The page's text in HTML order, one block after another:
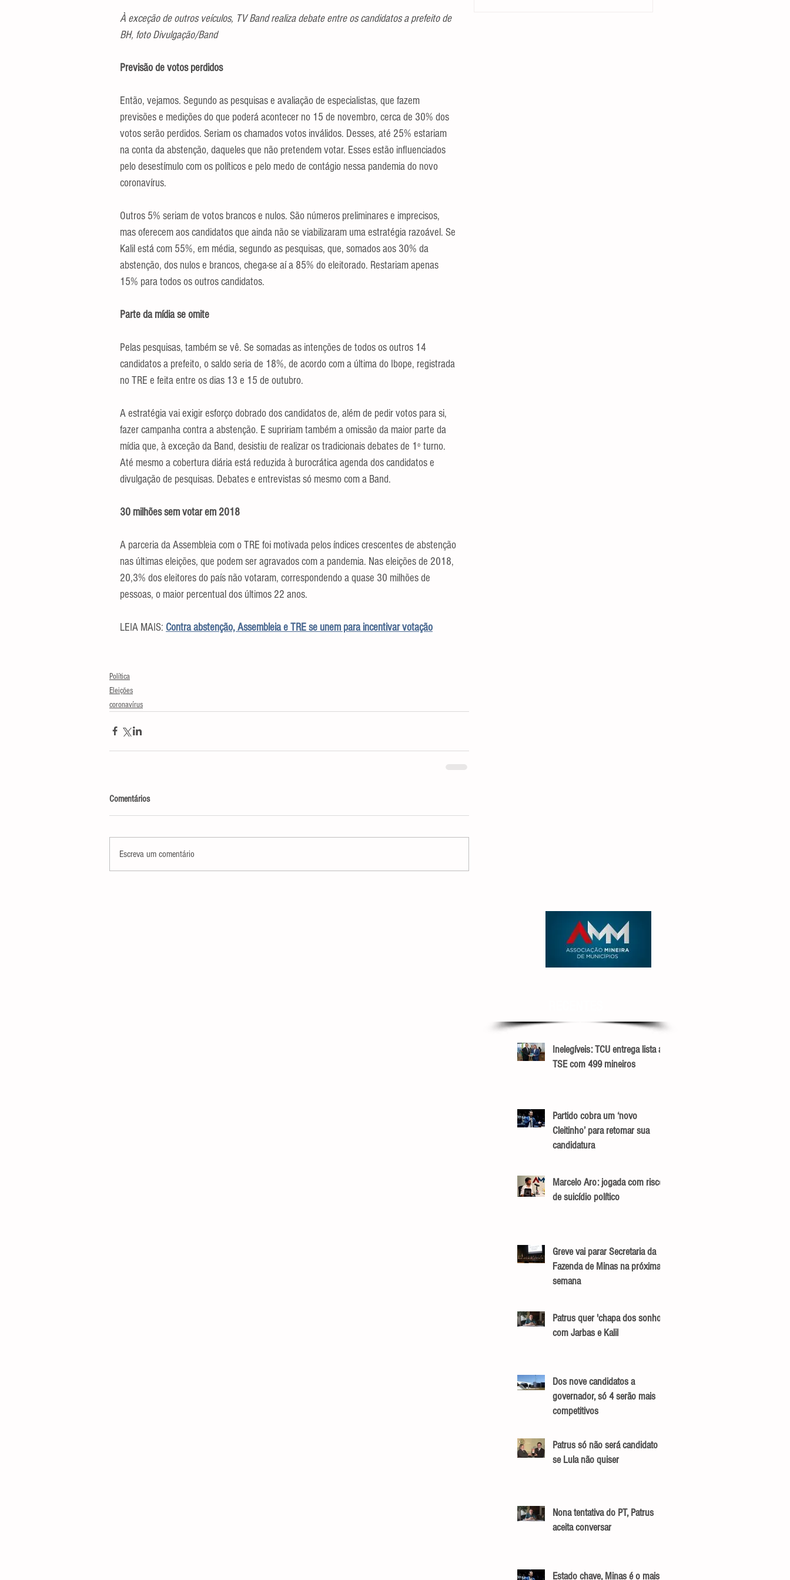
À exceção de outros veículos, TV Band realiza debate entre os candidatos a prefeito de
BH, foto Divulgação/Band
Previsão de votos perdidos
Então, vejamos. Segundo as pesquisas e avaliação de especialistas, que fazem
previsões e medições do que poderá acontecer no 15 de novembro, cerca de 30% dos
votos serão perdidos. Seriam os chamados votos inválidos. Desses, até 25% estariam
na conta da abstenção, daqueles que não pretendem votar. Esses estão influenciados
pelo desestímulo com os políticos e pelo medo de contágio nessa pandemia do novo
coronavírus.
Outros 5% seriam de votos brancos e nulos. São números preliminares e imprecisos,
mas oferecem aos candidatos que ainda não se viabilizaram uma estratégia razoável. Se
Kalil está com 55%, em média, segundo as pesquisas, que, somados aos 30% da
abstenção, dos nulos e brancos, chega-se aí a 85% do eleitorado. Restariam apenas
15% para todos os outros candidatos.
Parte da mídia se omite
Pelas pesquisas, também se vê. Se somadas as intenções de todos os outros 14
candidatos a prefeito, o saldo seria de 18%, de acordo com a última do Ibope, registrada
no TRE e feita entre os dias 13 e 15 de outubro.
A estratégia vai exigir esforço dobrado dos candidatos de, além de pedir votos para si,
fazer campanha contra a abstenção. E supririam também a omissão da maior parte da
mídia que, à exceção da Band, desistiu de realizar os tradicionais debates de 1º turno.
Até mesmo a cobertura diária está reduzida à burocrática agenda dos candidatos e
divulgação de pesquisas. Debates e entrevistas só mesmo com a Band.
30 milhões sem votar em 2018
A parceria da Assembleia com o TRE foi motivada pelos índices crescentes de abstenção
nas últimas eleições, que podem ser agravados com a pandemia. Nas eleições de 2018,
20,3% dos eleitores do país não votaram, correspondendo a quase 30 milhões de
pessoas, o maior percentual dos últimos 22 anos.
LEIA MAIS: Contra abstenção, Assembleia e TRE se unem para incentivar votação
Política
Eleições
coronavírus
Comentários
Escreva um comentário
Inelegíveis: TCU entrega lista ao
TSE com 499 mineiros
Partido cobra um ‘novo
Cleitinho’ para retomar sua
candidatura
Marcelo Aro: jogada com risco
de suicídio político
Greve vai parar Secretaria da
Fazenda de Minas na próxima
semana
Patrus quer 'chapa dos sonhos'
com Jarbas e Kalil
Dos nove candidatos a
governador, só 4 serão mais
competitivos
Patrus só não será candidato
se Lula não quiser
Nona tentativa do PT, Patrus
aceita conversar
Estado chave, Minas é o mais